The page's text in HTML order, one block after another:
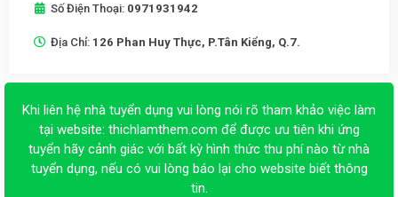
Số Điện Thoại: 0971931942
Địa Chỉ: 126 Phan Huy Thực, P.Tân Kiểng, Q.7.
Khi liên hệ nhà tuyển dụng vui lòng nói rõ tham khảo việc làm
tại website: thichlamthem.com để được ưu tiên khi ứng
tuyển hãy cảnh giác với bất kỳ hình thức thu phí nào từ nhà
tuyển dụng, nếu có vui lòng báo lại cho website biết thông
tin.